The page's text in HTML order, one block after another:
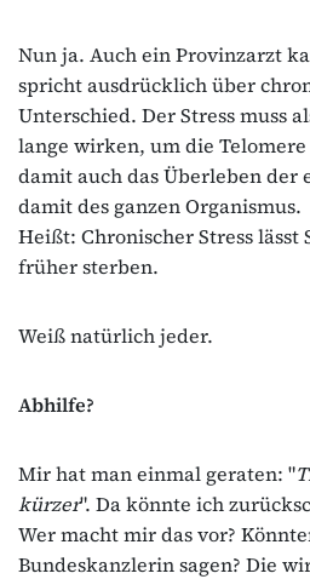
Nun ja. Auch ein Provinzarzt
spricht ausdrücklich über
Unterschied. Der Stress muss
lange wirken, um die
damit auch das Überleben der
damit des ganzen Organismus.
Heißt: Chronischer Stress
früher sterben.
Weiß natürlich jeder.
Abhilfe?
Mir hat man einmal geraten: "
kürzer". Da könnte ich
Wer macht mir das vor?
Bundeskanzlerin sagen? Die